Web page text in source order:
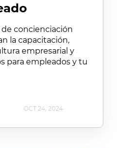
concienciación
la capacitación,
empresarial y
para empleados y tu
OCT 24, 2024